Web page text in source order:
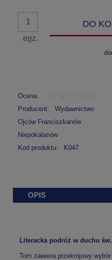
egz.
DO
Ocena:
Producent:
Wydawnictwo
Ojców Franciszkanów
Niepokalanów
Kod produktu:
K047
OPIS
Literacka podróż w duchu
Tom zawiera przekrojowy